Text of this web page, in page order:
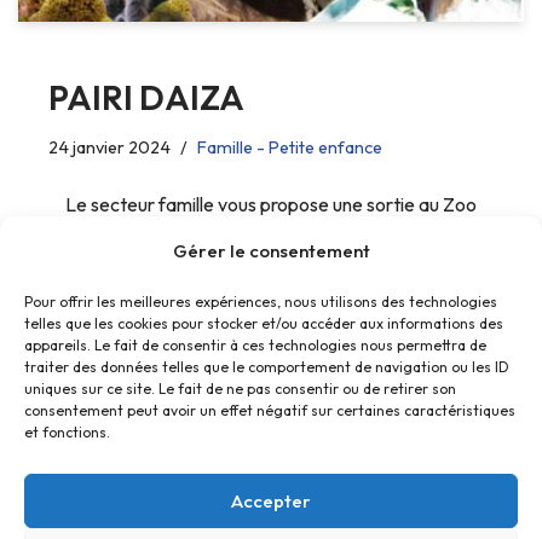
Gérer le consentement
Pour offrir les meilleures expériences, nous utilisons des technologies
telles que les cookies pour stocker et/ou accéder aux informations des
appareils. Le fait de consentir à ces technologies nous permettra de
traiter des données telles que le comportement de navigation ou les ID
uniques sur ce site. Le fait de ne pas consentir ou de retirer son
consentement peut avoir un effet négatif sur certaines caractéristiques
et fonctions.
Accepter
PAIRI DAIZA
24 janvier 2024 Famille - Petite enfance
Le secteur famille vous propose une sortie au Zoo